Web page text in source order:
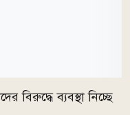
বিরুদ্ধে ব্যবস্থা নিচ্ছে